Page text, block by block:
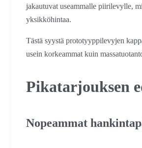
jakautuvat useammalle piirilevylle,
yksikköhintaa.
Tästä syystä prototyyppilevyjen
usein korkeammat kuin
Pikatarjouksen
Nopeammat